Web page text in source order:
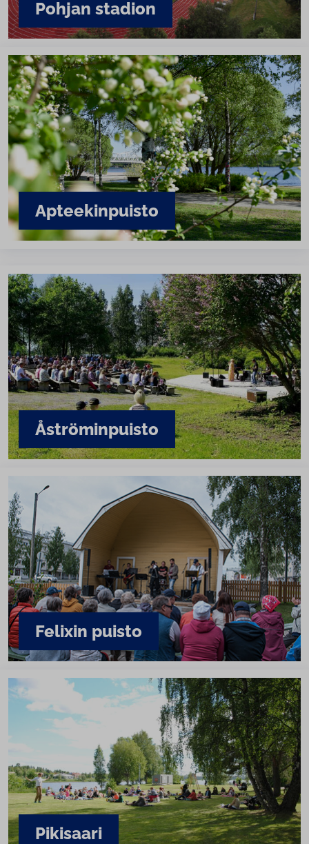
Pohjan stadion
Ap­tee­kin­puis­to
Åströ­min­puis­to
Felixin puisto
Pikisaari